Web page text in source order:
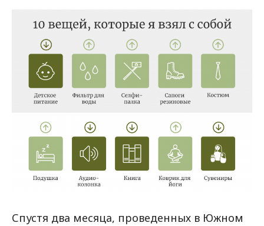
Спустя два месяца, проведенных в Южном